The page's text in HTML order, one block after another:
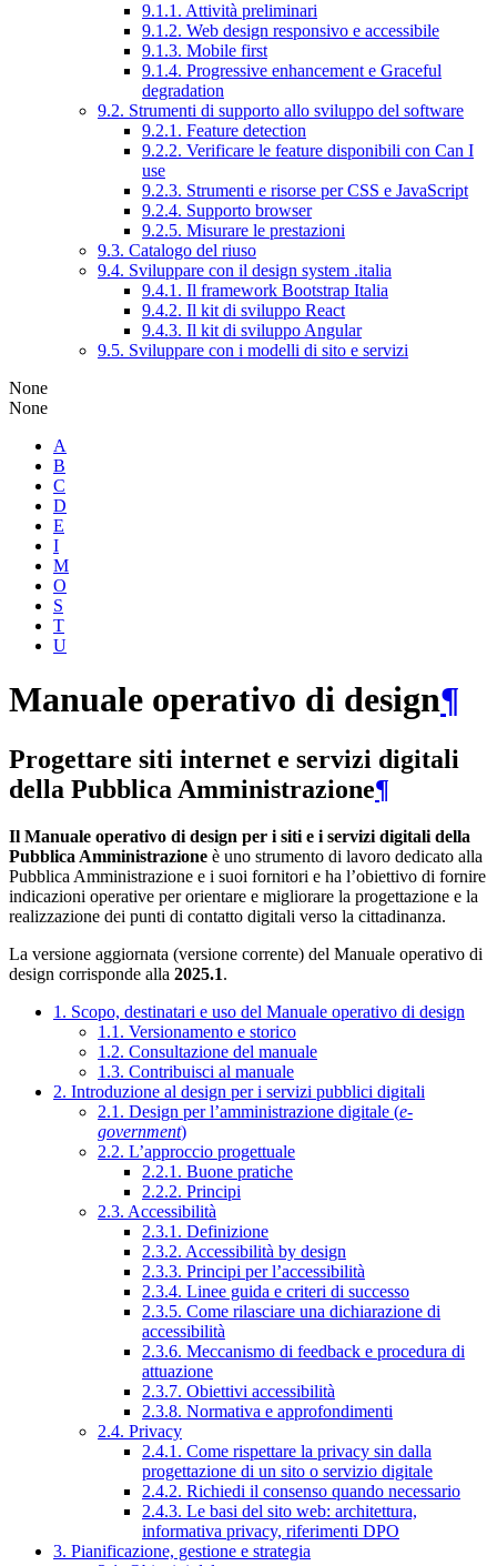
9.1.1. Attività preliminari
9.1.2. Web design responsivo e accessibile
9.1.3. Mobile first
9.1.4. Progressive enhancement e Graceful
degradation
9.2. Strumenti di supporto allo sviluppo del software
9.2.1. Feature detection
9.2.2. Verificare le feature disponibili con Can I
use
9.2.3. Strumenti e risorse per CSS e JavaScript
9.2.4. Supporto browser
9.2.5. Misurare le prestazioni
9.3. Catalogo del riuso
9.4. Sviluppare con il design system .italia
9.4.1. Il framework Bootstrap Italia
9.4.2. Il kit di sviluppo React
9.4.3. Il kit di sviluppo Angular
9.5. Sviluppare con i modelli di sito e servizi
None
None
A
B
C
D
E
I
M
O
S
T
U
Manuale operativo di design¶
Progettare siti internet e servizi digitali
della Pubblica Amministrazione¶
Il Manuale operativo di design per i siti e i servizi digitali della
Pubblica Amministrazione è uno strumento di lavoro dedicato alla
Pubblica Amministrazione e i suoi fornitori e ha l’obiettivo di fornire
indicazioni operative per orientare e migliorare la progettazione e la
realizzazione dei punti di contatto digitali verso la cittadinanza.
La versione aggiornata (versione corrente) del Manuale operativo di
design corrisponde alla 2025.1.
1. Scopo, destinatari e uso del Manuale operativo di design
1.1. Versionamento e storico
1.2. Consultazione del manuale
1.3. Contribuisci al manuale
2. Introduzione al design per i servizi pubblici digitali
2.1. Design per l’amministrazione digitale (e-
government)
2.2. L’approccio progettuale
2.2.1. Buone pratiche
2.2.2. Principi
2.3. Accessibilità
2.3.1. Definizione
2.3.2. Accessibilità by design
2.3.3. Principi per l’accessibilità
2.3.4. Linee guida e criteri di successo
2.3.5. Come rilasciare una dichiarazione di
accessibilità
2.3.6. Meccanismo di feedback e procedura di
attuazione
2.3.7. Obiettivi accessibilità
2.3.8. Normativa e approfondimenti
2.4. Privacy
2.4.1. Come rispettare la privacy sin dalla
progettazione di un sito o servizio digitale
2.4.2. Richiedi il consenso quando necessario
2.4.3. Le basi del sito web: architettura,
informativa privacy, riferimenti DPO
3. Pianificazione, gestione e strategia